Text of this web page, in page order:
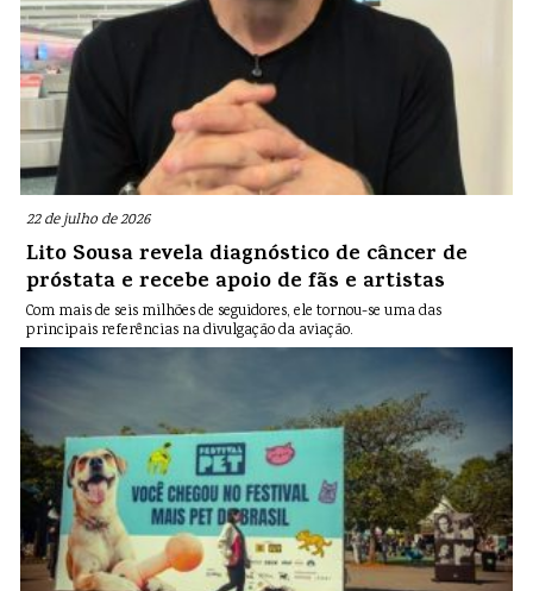
22 de julho de 2026
Lito Sousa revela diagnóstico de câncer de
próstata e recebe apoio de fãs e artistas
Com mais de seis milhões de seguidores, ele tornou-se uma das
principais referências na divulgação da aviação.